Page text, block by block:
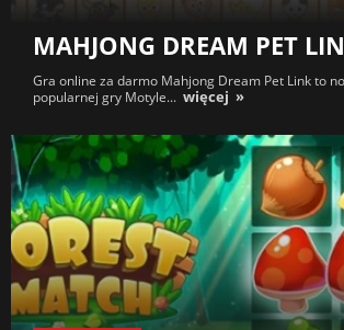
MAHJONG DREAM PET
Gra online za darmo Mahjong Dream Pet Link to
popularnej gry Motyle... więcej